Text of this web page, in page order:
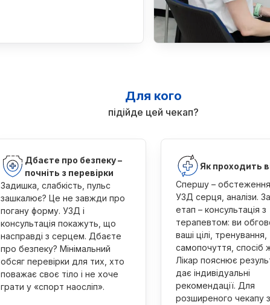
Для кого
підійде цей чекап?
Дбаєте про безпеку –
почніть з перевірки
Задишка, слабкість, пульс
зашкалює? Це не завжди про
погану форму. УЗД і
консультація покажуть, що
насправді з серцем. Дбаєте
про безпеку? Мінімальний
обсяг перевірки для тих, хто
поважає своє тіло і не хоче
грати у «спорт наосліп».
Як проходить
Спершу –
УЗД серця, аналізи.
етап – консультація з
терапевтом: ви
ваші цілі, тренування,
самопочуття, спосіб
Лікар пояснює
дає індивідуальні
рекомендації. Для
розширеного чекапу